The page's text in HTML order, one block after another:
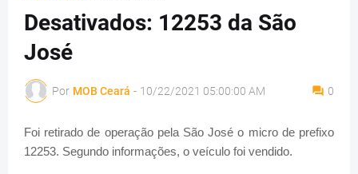
Desativados: 12253 da São
José
Por MOB Ceará - 10/22/2021 05:00:00 AM 0
Foi retirado de operação pela São José o micro de prefixo
12253. Segundo informações, o veículo foi vendido.